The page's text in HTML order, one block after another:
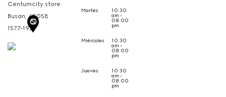
Centumcity store
Busan, 48058
1577-1921
Martes 10:30
am -
08:00
pm
Miércoles 10:30
am -
08:00
pm
Jueves 10:30
am -
08:00
pm